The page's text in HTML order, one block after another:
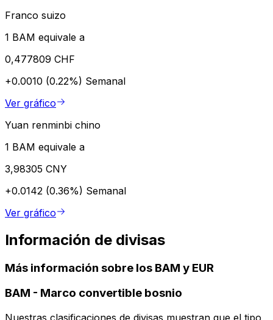
Franco suizo
1 BAM equivale a
0,477809 CHF
+0.0010 (0.22%) Semanal
Ver gráfico
Yuan renminbi chino
1 BAM equivale a
3,98305 CNY
+0.0142 (0.36%) Semanal
Ver gráfico
Información de divisas
Más información sobre los BAM y EUR
BAM - Marco convertible bosnio